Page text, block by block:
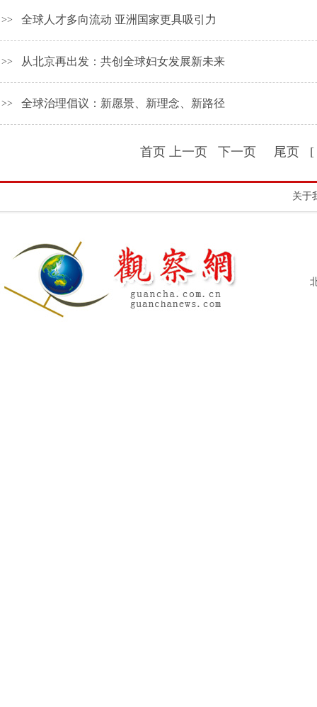
>> 全球人才多向流动 亚洲国家更具吸引力
>> 从北京再出发：共创全球妇女发展新未来
>> 全球治理倡议：新愿景、新理念、新路径
首页 上一页 下一页 尾页 [
关于